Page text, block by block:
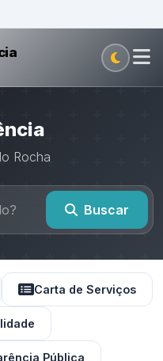
Rocha
Buscar
Carta de Serviços
Pública